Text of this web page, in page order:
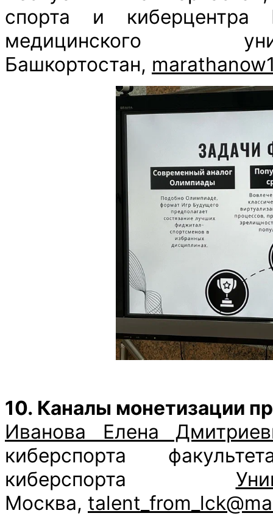
спорта и киберцентра
медицинского
Башкортостан,
10. Каналы монетизации
Иванова Елена
киберспорта
киберспорта
Москва,